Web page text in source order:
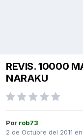
REVIS. 10000
NARAKU
Por rob73
2 de Octubre del 2011 en